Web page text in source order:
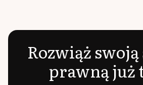
Rozwiąż
prawną już